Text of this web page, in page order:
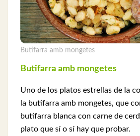
Butifarra amb mongetes
Butifarra amb mongetes
Uno de los platos estrellas de la
la butifarra amb mongetes, que
butifarra blanca con carne de
plato que sí o sí hay que probar.